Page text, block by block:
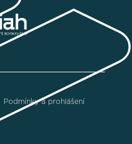
Podmínky a prohlášení